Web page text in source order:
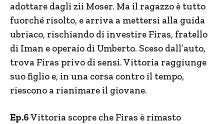
adottare dagli zii Moser. Ma il ragazzo è tutto
fuorché risolto, e arriva a mettersi alla guida
ubriaco, rischiando di investire Firas, fratello
di Iman e operaio di Umberto. Sceso dall’auto,
trova Firas privo di sensi. Vittoria raggiunge
suo figlio e, in una corsa contro il tempo,
riescono a rianimare il giovane.
Ep.6Vittoria scopre che Firas è rimasto